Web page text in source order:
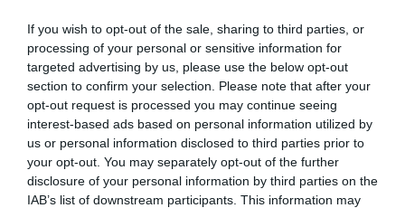
If you wish to opt-out of the sale, sharing to third parties, or
processing of your personal or sensitive information for
targeted advertising by us, please use the below opt-out
section to confirm your selection. Please note that after your
opt-out request is processed you may continue seeing
interest-based ads based on personal information utilized by
us or personal information disclosed to third parties prior to
your opt-out. You may separately opt-out of the further
disclosure of your personal information by third parties on the
IAB’s list of downstream participants. This information may
4 παιδιών τους – «Έχουν ίωση»